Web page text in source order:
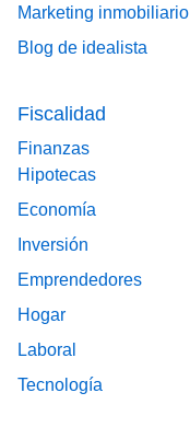
Marketing inmobiliario
Blog de idealista
Fiscalidad
Finanzas
Hipotecas
Economía
Inversión
Emprendedores
Hogar
Laboral
Tecnología